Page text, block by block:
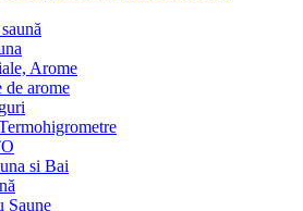
Arome
de arome
si Bai
Saune